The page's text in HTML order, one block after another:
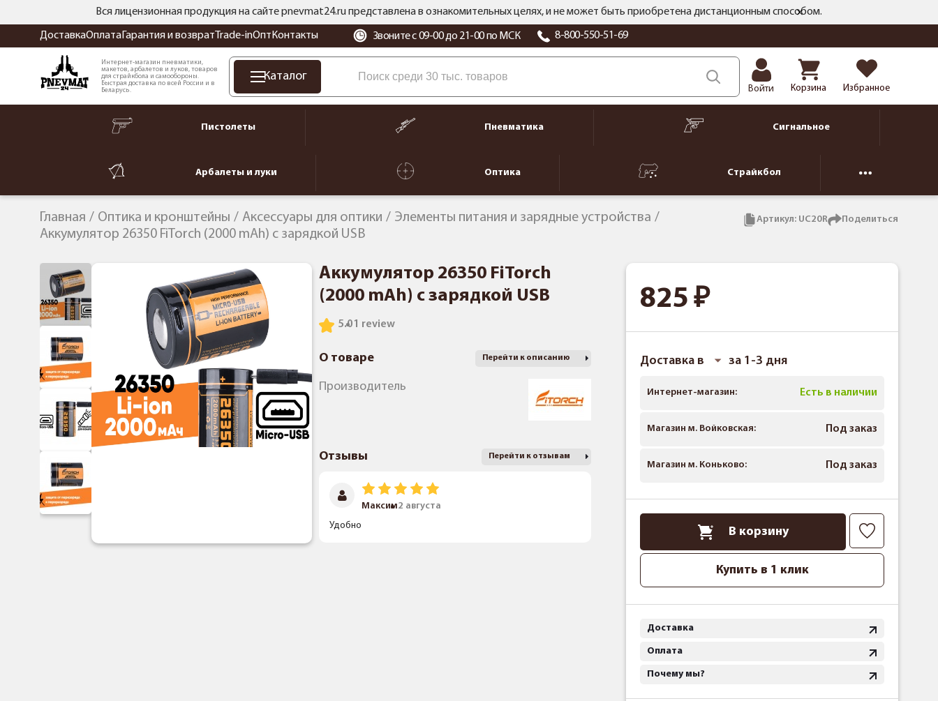
Вся лицензионная продукция на сайте pnevmat24.ru представлена в ознакомительных целях, и не может быть приобретена дистанционным способом.
ДоставкаОплата Гарантия и возврат Trade-inОпт Контакты Звоните с 09-00 до 21-00 по МСК 8-800-550-51-69
Интернет-магазин пневматики,
макетов, арбалетов и луков, товаров
для страйкбола и самообороны.
Быстрая доставка по всей России и в
Беларусь.
Каталог
Войти Корзина Избранное
Пистолеты Пневматика Сигнальное
Арбалеты и луки Оптика Страйкбол
Главная Оптика и кронштейны Аксессуары для оптики
Элементы питания и зарядные устройства
Аккумулятор 26350 FiTorch (2000 mAh) с зарядкой USB
Артикул: UC20R Поделиться
Аккумулятор 26350 FiTorch
(2000 mAh) с зарядкой USB
1 review
5.0
О товаре Перейти к описанию
Производитель
Отзывы Перейти к отзывам
Максим2 августа
Удобно
825
Доставка в за 1-3 дня
Интернет-магазин: Есть в наличии
Магазин м. Войковская: Под заказ
Магазин м. Коньково: Под заказ
В корзину
Купить в 1 клик
Доставка
Оплата
Почему мы?